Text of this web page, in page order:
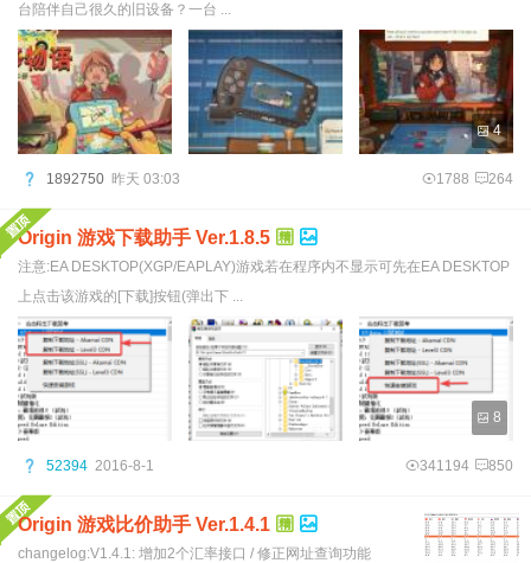
台陪伴自己很久的旧设备？一台 ...
4
1892750 昨天 03:03 1788 264
Origin 游戏下载助手 Ver.1.8.5
注意:EA DESKTOP(XGP/EAPLAY)游戏若在程序内不显示可先在EA DESKTOP
上点击该游戏的[下载]按钮(弹出下 ...
8
52394 2016-8-1 341194 850
Origin 游戏比价助手 Ver.1.4.1
changelog:V1.4.1: 增加2个汇率接口 / 修正网址查询功能